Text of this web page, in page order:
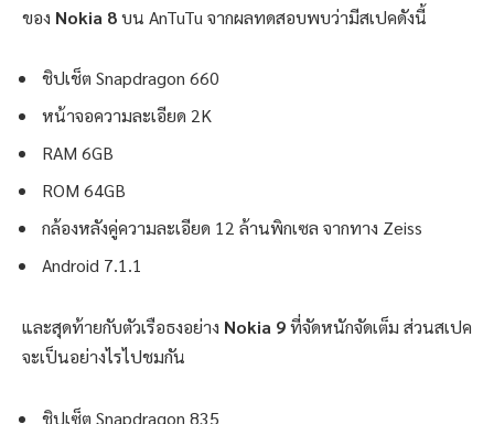
ของ Nokia 8บน AnTuTu จากผลทดสอบพบว่ามีสเปคดังนี้
ชิปเช็ต Snapdragon 660
หน้าจอความละเอียด 2K
RAM 6GB
ROM 64GB
กล้องหลังคู่ความละเอียด 12 ล้านพิกเซล จากทาง Zeiss
Android 7.1.1
และสุดท้ายกับตัวเรือธงอย่าง Nokia 9ที่จัดหนักจัดเต็ม ส่วนสเปค
จะเป็นอย่างไรไปชมกัน
ชิปเซ็ต Snapdragon 835